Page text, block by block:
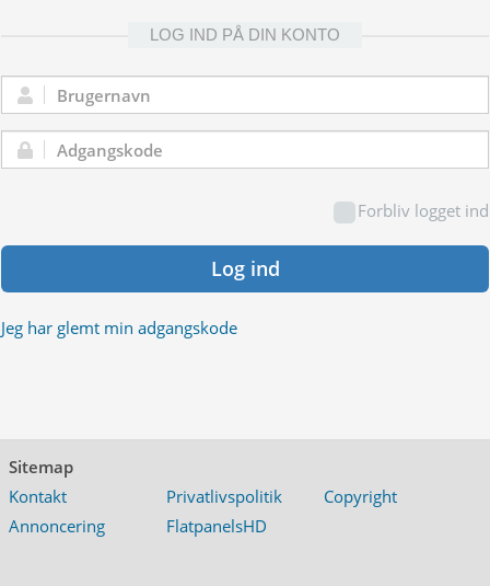
LOG IND PÅ DIN KONTO
Brugernavn:
Adgangskode:
Forbliv logget ind
Log ind
Jeg har glemt min adgangskode
Sitemap
Kontakt
Privatlivspolitik
Copyright
Annoncering
FlatpanelsHD